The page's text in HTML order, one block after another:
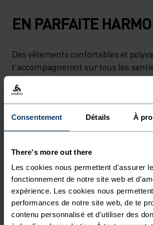
Consentement Détails À
There's more out there
Les cookies nous permettent d'assurer
fonctionnement de notre site web et
expérience. Les cookies nous
performances de notre site web, de te
contenu personnalisé et d'utiliser des
EN PARFAITE
Des vêtements confortables et
t'accompagneront sur tous les
TYPE D’ACTIVITÉ
ACTIVITÉS À INTENSITÉ MODÉRÉE
Randonnée - Training - Casual Comfort